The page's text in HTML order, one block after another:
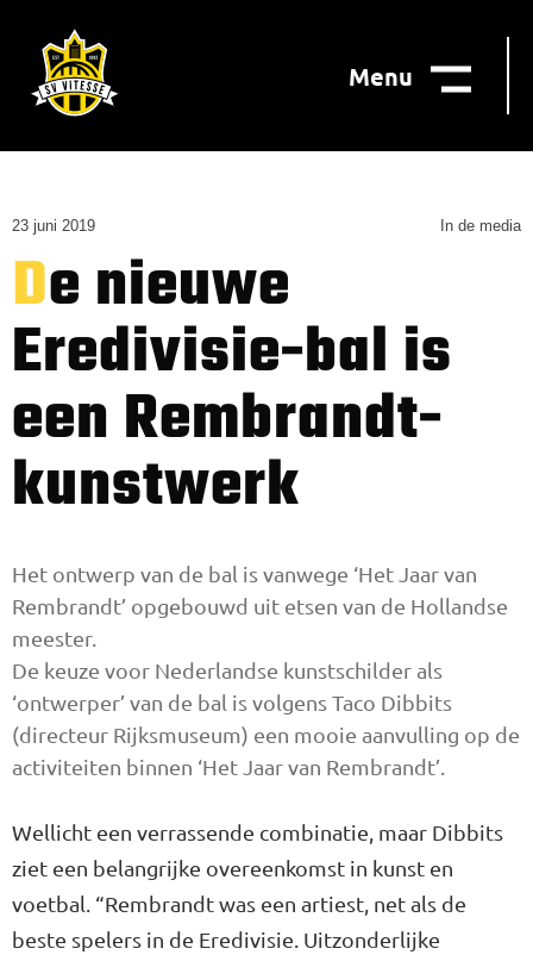
Menu
23 juni 2019 In de media
De nieuwe
Eredivisie-bal is
een Rembrandt-
kunstwerk
Het ontwerp van de bal is vanwege ‘Het Jaar van
Rembrandt’ opgebouwd uit etsen van de Hollandse
meester.
De keuze voor Nederlandse kunstschilder als
‘ontwerper’ van de bal is volgens Taco Dibbits
(directeur Rijksmuseum) een mooie aanvulling op de
activiteiten binnen ‘Het Jaar van Rembrandt’.
Wellicht een verrassende combinatie, maar Dibbits
ziet een belangrijke overeenkomst in kunst en
voetbal. “Rembrandt was een artiest, net als de
beste spelers in de Eredivisie. Uitzonderlijke